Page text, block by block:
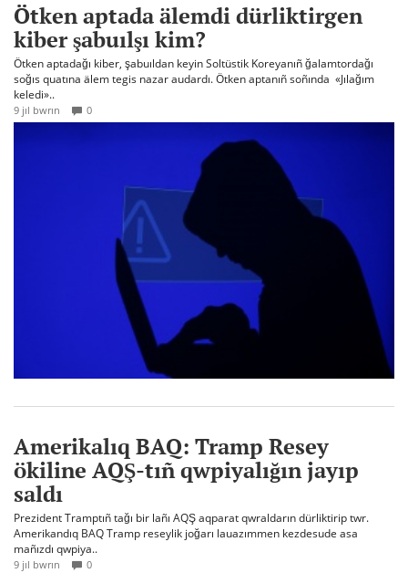
Ötken aptada älemdi dürliktirgen
kiber şabuılşı kim?
Ötken aptadağı kiber, şabuıldan keyin Soltüstik Koreyanıñ ğalamtordağı
soğıs quatına älem tegis nazar audardı. Ötken aptanıñ soñında «Jılağım
keledi»..
9 jıl bwrın 0
Amerikalıq BAQ: Tramp Resey
ökiline AQŞ-tıñ qwpiyalığın jayıp
saldı
Prezident Tramptıñ tağı bir lañı AQŞ aqparat qwraldarın dürliktirip twr.
Amerikandıq BAQ Tramp reseylik joğarı lauazımmen kezdesude asa
mañızdı qwpiya..
9 jıl bwrın 0